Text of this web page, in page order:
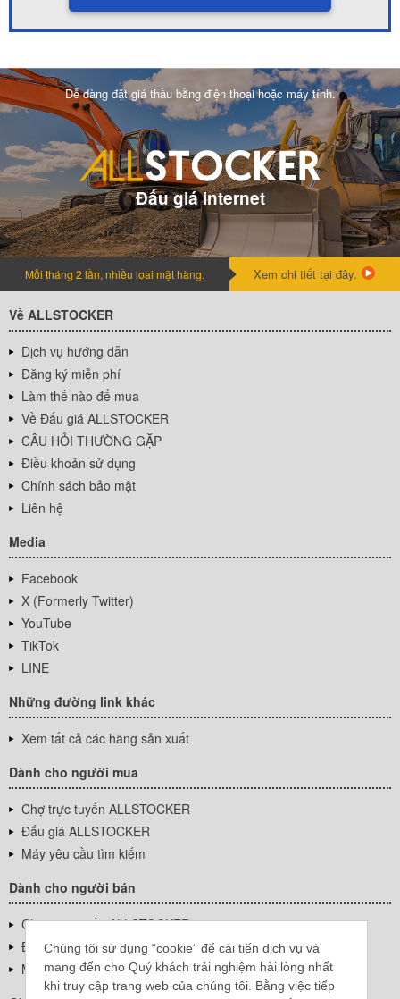
Chúng tôi sử dụng “cookie” để cải tiến dịch vụ và
mang đến cho Quý khách trải nghiệm hài lòng nhất
khi truy cập trang web của chúng tôi. Bằng việc tiếp
Dễ dàng đặt giá thầu bằng điện thoại hoặc máy tính.
Đấu giá internet
Mỗi tháng 2 lần, nhiều loai mặt hàng. Xem chi tiết tại đây.
Về ALLSTOCKER
Dịch vụ hướng dẫn
Đăng ký miễn phí
Làm thế nào để mua
Về Đấu giá ALLSTOCKER
CÂU HỎI THƯỜNG GẶP
Điều khoản sử dụng
Chính sách bảo mật
Liên hệ
Media
Facebook
X (Formerly Twitter)
YouTube
TikTok
LINE
Những đường link khác
Xem tất cả các hãng sản xuất
Dành cho người mua
Chợ trực tuyến ALLSTOCKER
Đấu giá ALLSTOCKER
Máy yêu cầu tìm kiếm
Dành cho người bán
Chợ trực tuyến ALLSTOCKER
Đấu giá ALLSTOCKER
Máy yêu cầu tìm kiếm